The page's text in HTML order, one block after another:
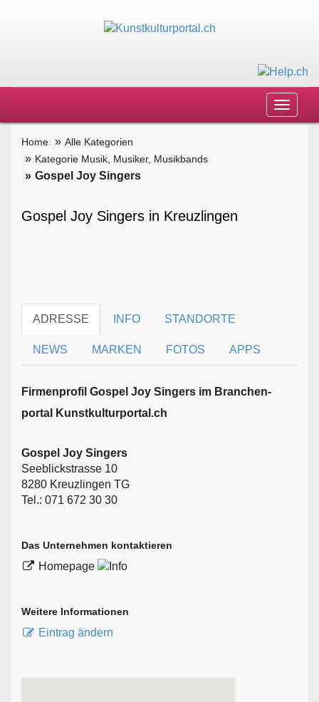
Toggle
Home
Alle Kategorien
Kategorie Musik, Musiker, Musikbands
Gospel Joy Singers
Gospel Joy Singers in Kreuzlingen
ADRESSE INFO STANDORTE
NEWS MARKEN FOTOS APPS
Firmen­profil Gospel Joy Singers im Branchen­
portal Kunstkulturportal.ch
Gospel Joy Singers
Seeblickstrasse 10
8280 Kreuzlingen TG
Tel.: 071 672 30 30
Das Unternehmen kontaktieren
Homepage
Weitere Informationen
Eintrag ändern